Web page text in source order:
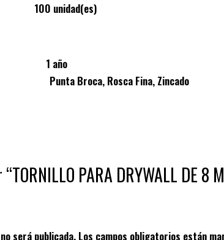
unidad(es)
año
Rosca Fina, Zincado
PARA DRYWALL DE 8
será publicada. Los campos obligatorios están